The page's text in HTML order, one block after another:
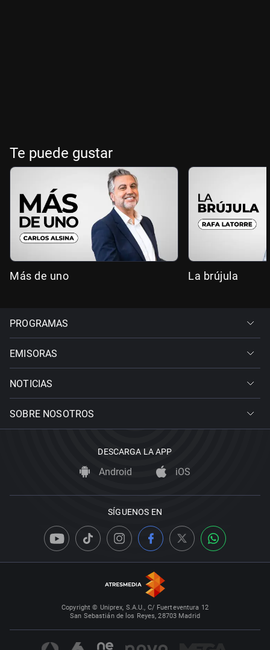
Te puede gustar
Más de uno La brújula
PROGRAMAS
EMISORAS
NOTICIAS
SOBRE NOSOTROS
DESCARGA LA APP
Android iOS
SÍGUENOS EN
Copyright © Uniprex, S.A.U., C/ Fuerteventura 12
San Sebastián de los Reyes, 28703 Madrid